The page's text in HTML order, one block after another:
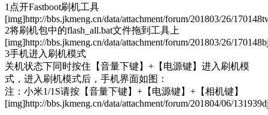
1点开Fastboot刷机工具
[img]http://bbs.jkmeng.cn/data/attachment/forum/201803/26/
2将刷机包中的flash_all.bat文件拖到工具上
[img]http://bbs.jkmeng.cn/data/attachment/forum/201803/26/
3手机进入刷机模式
关机状态下同时按住【音量下键】+【电源键】进入刷机模
式，进入刷机模式后，手机界面如图：
注：小米1/1S请按【音量下键】+【电源键】+【相机键】
[img]http://bbs.jkmeng.cn/data/attachment/forum/201804/06/